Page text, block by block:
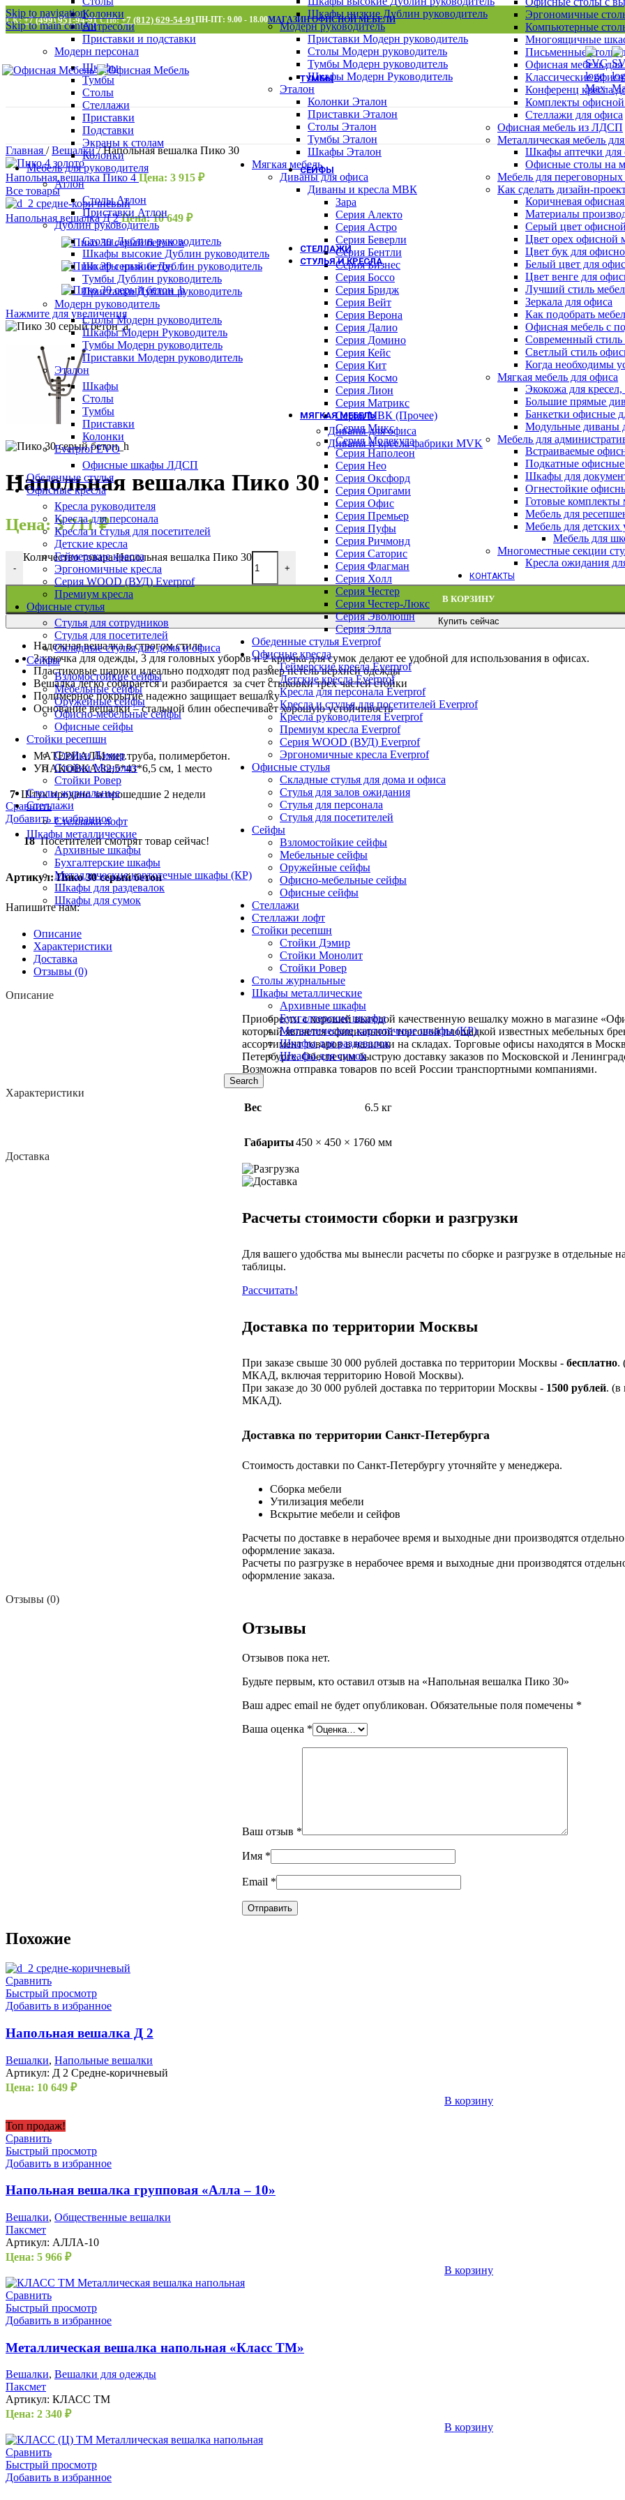
Skip to navigation
Skip to main content
+7 (499) 951-94-91 СПб:+7 (812) 629-54-91ПН-ПТ: 9.00 - 18.00МАГАЗИН ОФИСНОЙ МЕБЕЛИ
Эргономичные
Компьютерные
Многоящичные
Письменные столы
Офисная мебель для
Классические
Конференц кресла
Комплекты офисной
Стеллажи для офиса
Офисная мебель из ЛДСП
Металлическая мебель
Шкафы аптечки для
Офисные столы на
Мебель для переговорных
Как сделать дизайн-
Коричневая
Материалы
Серый цвет
Цвет орех офисной
Цвет бук для
Белый цвет для
Цвет венге для
Лучший стиль
Зеркала для офиса
Как подобрать
Офисная мебель с
Современный стиль
Светлый стиль
Когда необходимы
Мягкая мебель для офиса
Экокожа для
Большие прямые
Банкетки офисные
Модульные диваны
Мебель для
Встраиваемые
Подкатные
Шкафы для
Огнестойкие
Готовые комплекты
Мебель для
Мебель для детских
Мебель для
Многоместные секции
Кресла ожидания
КОНТАКТЫ
Шкафы низкие Дублин руководитель
Модерн руководитель
Приставки Модерн руководитель
Столы Модерн руководитель
Тумбы Модерн руководитель
Шкафы Модерн Руководитель
Эталон
Колонки Эталон
Приставки Эталон
Столы Эталон
Тумбы Эталон
Шкафы Эталон
Мягкая мебель
Диваны для офиса
Диваны и кресла МВК
Зара
Серия Алекто
Серия Астро
Серия Беверли
Серия Бентли
Серия Бизнес
Серия Боссо
Серия Бридж
Серия Вейт
Серия Верона
Серия Далио
Серия Домино
Серия Кейс
Серия Кит
Серия Космо
Серия Лион
Серия Матрикс
Серия МВК (Прочее)
Серия Микс
Серия Молекула
Серия Наполеон
Серия Нео
Серия Оксфорд
Серия Оригами
Серия Офис
Серия Премьер
Серия Пуфы
Серия Ричмонд
Серия Саторис
Серия Флагман
Серия Холл
Серия Честер
Серия Честер-Люкс
Серия Эволюшн
Серия Элла
Обеденные стулья Everprof
Офисные кресла
Геймерские кресла Everprof
Детские кресла Everprof
Кресла для персонала Everprof
Кресла и стулья для посетителей Everprof
Кресла руководителя Everprof
Премиум кресла Everprof
Серия WOOD (ВУД) Everprof
Эргономичные кресла Everprof
Офисные стулья
Складные стулья для дома и офиса
Стулья для залов ожидания
Стулья для персонала
Стулья для посетителей
Сейфы
Взломостойкие сейфы
Мебельные сейфы
Оружейные сейфы
Офисно-мебельные сейфы
Офисные сейфы
Стеллажи
Стеллажи лофт
Стойки ресепшн
Стойки Дэмир
Стойки Монолит
Стойки Ровер
Столы журнальные
Шкафы металлические
Архивные шкафы
Бухгалтерские шкафы
Металлические картотечные шкафы (КР)
Шкафы для раздевалок
Шкафы для сумок
Search
Колонки
Антресоли
Приставки и подставки
Модерн персонал
Шкафы
Тумбы
Столы
Стеллажи
Приставки
Подставки
Экраны к столам
Колонки
Мебель для руководителя
Атлон
Столы Атлон
Приставки Атлон
Дублин руководитель
Столы Дублин руководитель
Шкафы высокие Дублин руководитель
Шкафы низкие Дублин руководитель
Тумбы Дублин руководитель
Приставки Дублин руководитель
Модерн руководитель
Столы Модерн руководитель
Шкафы Модерн Руководитель
Тумбы Модерн руководитель
Приставки Модерн руководитель
Эталон
Шкафы
Столы
Тумбы
Приставки
Колонки
Everprof EVO
Офисные шкафы ЛДСП
Обеденные стулья
Офисные кресла
Кресла руководителя
Кресла для персонала
Кресла и стулья для посетителей
Детские кресла
Геймерские кресла
Эргономичные кресла
Серия WOOD (ВУД) Everprof
Премиум кресла
Офисные стулья
Стулья для сотрудников
Стулья для посетителей
Складные стулья для дома и офиса
Сейфы
Взломостойкие сейфы
Мебельные сейфы
Оружейные сейфы
Офисно-мебельные сейфы
Офисные сейфы
Стойки ресепшн
Стойки Дэмир
Стойки Монолит
Стойки Ровер
Столы журнальные
Стеллажи
Стеллажи лофт
Шкафы металлические
Архивные шкафы
Бухгалтерские шкафы
Металлические картотечные шкафы (КР)
Шкафы для раздевалок
Шкафы для сумок
ВСЕ СТОЛЫ
Шкафы для сумок
Архивные шкафы
Бухгалтерские шкафы
Картотечные шкафы
Шкафы для раздевалок
Смотреть все шкафы
ВСЕ ШКАФЫ
ТУМБЫ
Тумбы Эталон
Тумбы Модерн персонал
Тумбы Модерн руководитель
Тумбы монолит персонал
Смотреть все тумбы
ВСЕ ТУМБЫ
СЕЙФЫ
Взломостойкие сейфы
Офисно-мебельные сейфы
Офисные сейфы
Мебельные сейфы
Оружейные сейфы
СТЕЛЛАЖИ
СТУЛЬЯ И КРЕСЛА
Кресла для персонала
Кресла руководителя
Барные стулья
Геймерские кресла
Детские кресла
Кресла для отдыха
Кресла и стулья для посетителей
Обеденные стулья
Премиум кресла
Серия WOOD (ВУД)
Офисные стулья
МЯГКАЯ МЕБЕЛЬ
Диваны для офиса
Диваны и кресла фабрики MVK
Главная / Вешалки/ Напольная вешалка Пико 30
Напольная вешалка Пико 4 Цена: 3 915 ₽
Все товары
Напольная вешалка Д 2Цена:10 649 ₽
Нажмите для увеличения
Напольная вешалка Пико 30
Цена:3 711₽
-
Количество товара Напольная вешалка Пико 30
+
В КОРЗИНУ
Купить сейчас
Надежная вешалка в строгом стиле
3 крючка для одежды, 3 для головных уборов и 2 крючка для сумок делают ее удобной для использования в офисах.
Пластиковые шарики идеально подходят под размер петель верхней одежды
Вешалка легко собирается и разбирается за счет стыковки трех частей стойки
Полимерное покрытие надежно защищает вешалку
Основание вешалки – стальной блин обеспечивает хорошую устойчивость
МАТЕРИАЛЫ:мет.труба, полимербетон.
УПАКОВКА:82,5*43*6,5 см, 1 место
7 Штук продано за прошедшие 2 недели
Сравнить
Добавить в избранное
18 Посетителей смотрят товар сейчас!
Артикул:Пико 30 серый бетон
Напишите нам:
Описание
Характеристики
Доставка
Отзывы (0)
Описание
Приобрести с хорошей выгодой качественную вешалку можно в магазине
который является официальной торговой площадкой известных мебельных
ассортимент товаров в наличии на складах. Торговые офисы находятся в
Петербурге. Обеспечим быструю доставку заказов по Московской и
Возможна отправка товаров по всей России транспортными компаниями.
Характеристики
Вес
6.5 кг
Габариты450 × 450 × 1760 мм
Доставка
Расчеты стоимости сборки и разгрузки
Для вашего удобства мы вынесли расчеты по сборке и разгрузке в отдельные
таблицы.
Рассчитать!
Доставка по территории Москвы
При заказе свыше 30 000 рублей доставка по территории Москвы - бесплатно.
МКАД, включая территорию Новой Москвы).
При заказе до 30 000 рублей доставка по территории Москвы - 1500 рублей. (в
МКАД).
Доставка по территории Санкт-Петербурга
Стоимость доставки по Санкт-Петербургу уточняйте у менеджера.
Сборка мебели
Утилизация мебели
Вскрытие мебели и сейфов
Расчеты по доставке в нерабочее время и выходные дни производятся
оформление заказа.
Расчеты по разгрузке в нерабочее время и выходные дни производятся
оформление заказа.
Отзывы (0)
Отзывы
Отзывов пока нет.
Будьте первым, кто оставил отзыв на «Напольная вешалка Пико 30»
Ваш адрес email не будет опубликован. Обязательные поля помечены *
Ваша оценка *
Ваш отзыв *
Имя *
Email *
Похожие
Сравнить
Быстрый просмотр
Добавить в избранное
Напольная вешалка Д 2
Вешалки, Напольные вешалки
Артикул: Д 2 Средне-коричневый
Цена: 10 649 ₽
В корзину
Топ продаж!
Сравнить
Быстрый просмотр
Добавить в избранное
Напольная вешалка групповая «Алла – 10»
Вешалки, Общественные вешалки
Паксмет
Артикул: АЛЛА-10
Цена: 5 966 ₽
В корзину
Сравнить
Быстрый просмотр
Добавить в избранное
Металлическая вешалка напольная «Класс ТМ»
Вешалки, Вешалки для одежды
Паксмет
Артикул: КЛАСС ТМ
Цена: 2 340 ₽
В корзину
Сравнить
Быстрый просмотр
Добавить в избранное